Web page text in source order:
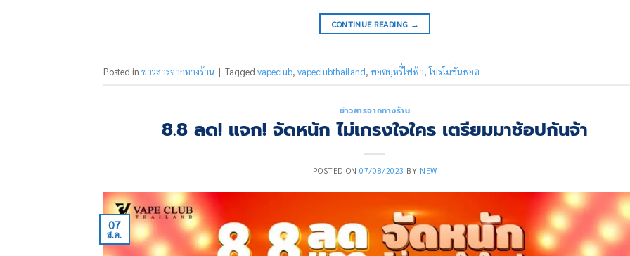
CONTINUE READING →
Posted in ข่าวสารจากทางร้าน | Tagged vapeclub, vapeclubthailand, พอตบุหรี่ไฟฟ้า,โปรโมชั่นพอต
ข่าวสารจากทางร้าน
8.8 ลด! แจก! จัดหนัก ไม่เกรงใจใคร เตรียมมาช้อปกันจ้า
POSTED ON07/08/2023 BY NEW
07
ส.ค.